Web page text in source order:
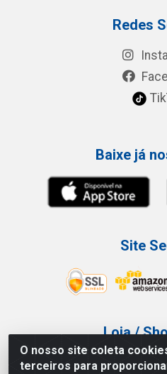
O nosso site coleta
terceiros para
Redes
Baixe já
Site
Loja /
Tel.: (11)